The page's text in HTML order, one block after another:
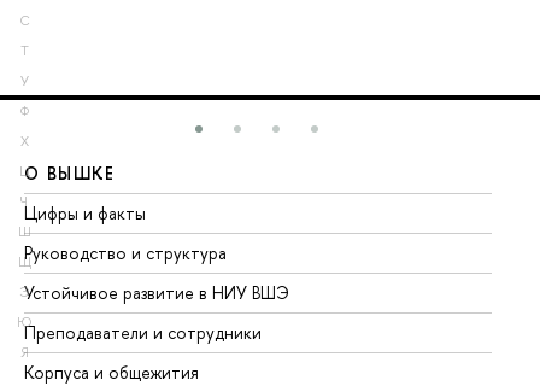
С
Т
У
Ф
Х
Ц
Ч
Ш
Щ
Э
Ю
Я
О ВЫШКЕ
Цифры и факты
Руководство и структура
Устойчивое развитие в НИУ ВШЭ
Преподаватели и сотрудники
Корпуса и общежития